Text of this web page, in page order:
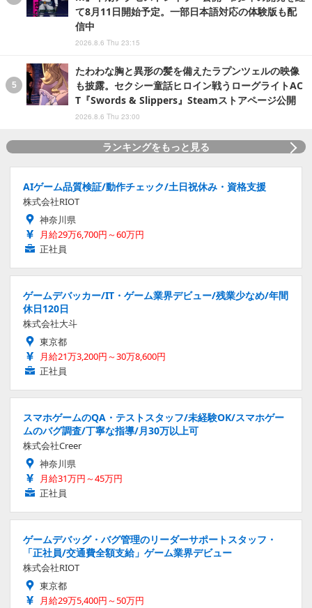
て8月11日開始予定。一部日本語対応の体験版も配
信中
2026.8.6 Thu 23:15
たわわな胸と異形の髪を備えたラプンツェルの映像
も披露。セクシー童話ヒロイン戦うローグライトAC
T『Swords & Slippers』Steamストアページ公開
2026.8.6 Thu 23:00
ランキングをもっと見る
AIゲーム品質検証/動作チェック/土日祝休み・資格支援
株式会社RIOT
神奈川県
月給29万6,700円～60万円
正社員
ゲームデバッカー/IT・ゲーム業界デビュー/残業少なめ/年間
休日120日
株式会社大斗
東京都
月給21万3,200円～30万8,600円
正社員
スマホゲームのQA・テストスタッフ/未経験OK/スマホゲー
ムのバグ調査/丁寧な指導/月30万以上可
株式会社Creer
神奈川県
月給31万円～45万円
正社員
ゲームデバッグ・バグ管理のリーダーサポートスタッフ・
「正社員/交通費全額支給」ゲーム業界デビュー
株式会社RIOT
東京都
月給29万5,400円～50万円